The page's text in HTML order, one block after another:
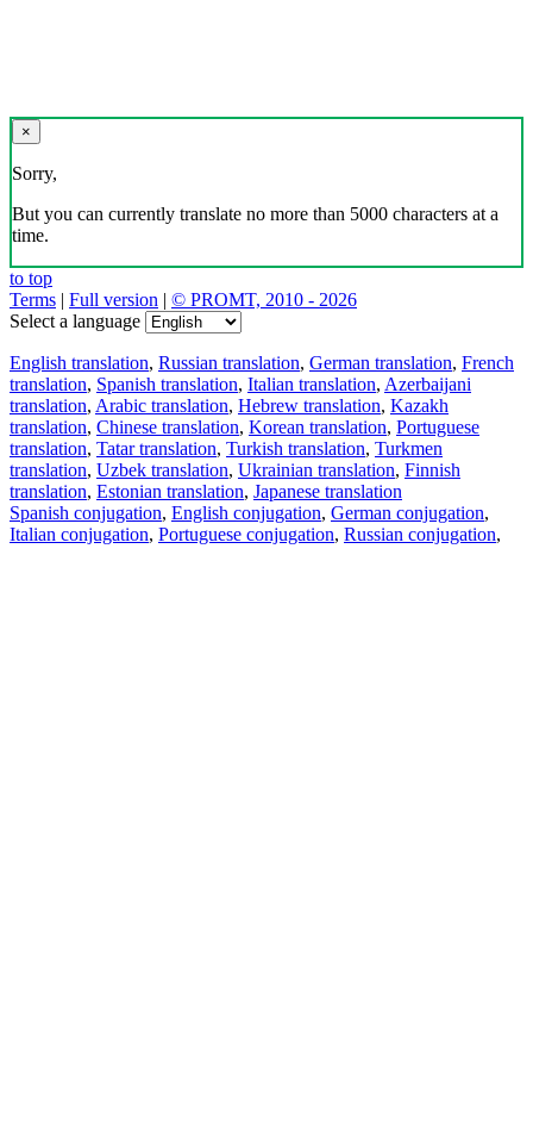
×
Sorry,
But you can currently translate no more than 5000 characters at a
time.
to top
Terms | Full version | © PROMT, 2010 - 2026
Select a language
English translation, Russian translation, German translation, French
translation, Spanish translation, Italian translation, Azerbaijani
translation, Arabic translation, Hebrew translation, Kazakh
translation, Chinese translation, Korean translation, Portuguese
translation, Tatar translation, Turkish translation, Turkmen
translation, Uzbek translation, Ukrainian translation, Finnish
translation, Estonian translation, Japanese translation
Spanish conjugation, English conjugation, German conjugation,
Italian conjugation, Portuguese conjugation, Russian conjugation,